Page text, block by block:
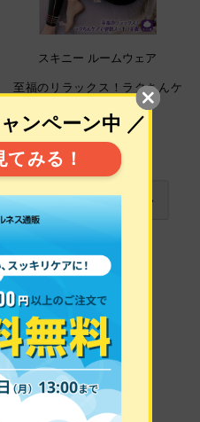
スキニー ルームウェア
至福のリラックス！ラクちんケ
アで翌朝スッキリ美脚。